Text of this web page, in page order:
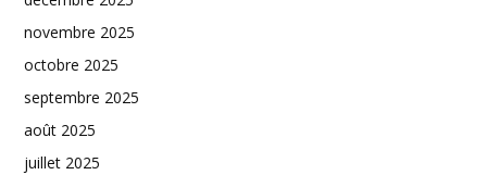
novembre 2025
octobre 2025
septembre 2025
août 2025
juillet 2025